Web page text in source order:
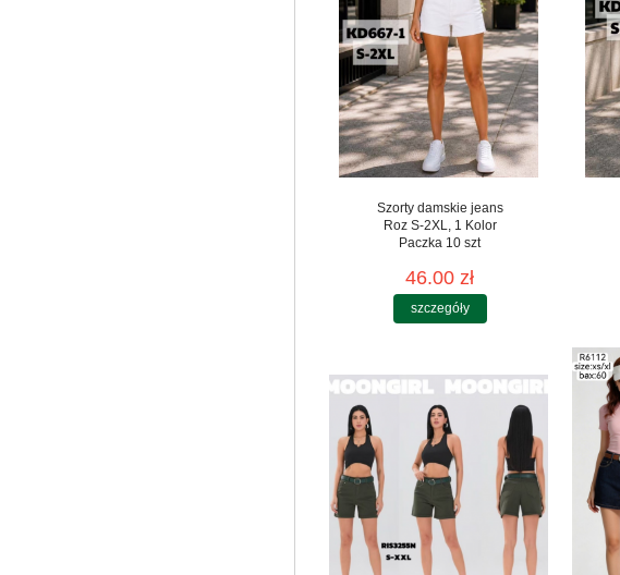
Szorty damskie jeans
Roz S-2XL, 1 Kolor
Paczka 10 szt
46.00 zł
szczegóły